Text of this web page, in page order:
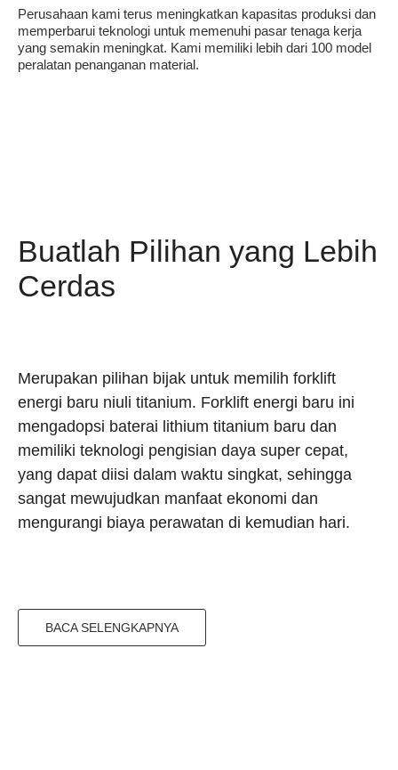
Perusahaan kami terus meningkatkan kapasitas produksi dan
memperbarui teknologi untuk memenuhi pasar tenaga kerja
yang semakin meningkat. Kami memiliki lebih dari 100 model
peralatan penanganan material.
Buatlah Pilihan yang Lebih
Cerdas
Merupakan pilihan bijak untuk memilih forklift
energi baru niuli titanium. Forklift energi baru ini
mengadopsi baterai lithium titanium baru dan
memiliki teknologi pengisian daya super cepat,
yang dapat diisi dalam waktu singkat, sehingga
sangat mewujudkan manfaat ekonomi dan
mengurangi biaya perawatan di kemudian hari.
BACA SELENGKAPNYA